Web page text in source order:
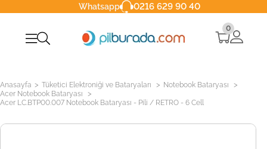
Whatsapp 0216 629 90 40
0
Anasayfa > Tüketici Elektroniği ve Bataryaları > Notebook Bataryası >
Acer Notebook Bataryası >
Acer LC.BTP00.007 Notebook Bataryası - Pili / RETRO - 6 Cell